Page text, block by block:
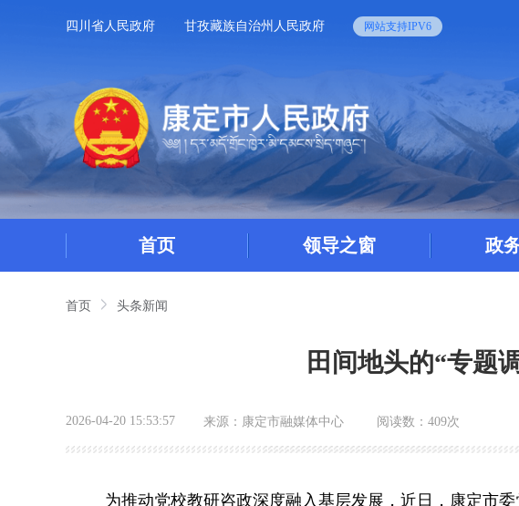
四川省人民政府 甘孜藏族自治州人民政府 网站支持IPV6
首页 领导之窗 政
首页 头条新闻
田间地头的“专题
2026-04-20 15:53:57 来源： 康定市融媒体中心 阅读数： 409次
为推动党校教研咨政深度融入基层发展，近日，康定市